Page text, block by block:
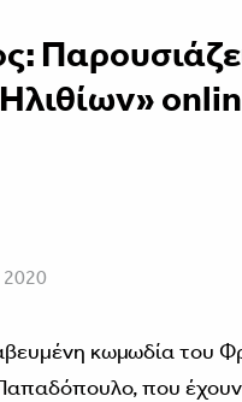
2020
κωμωδία του
που έχουν